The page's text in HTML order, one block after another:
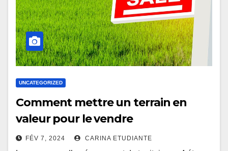
UNCATEGORIZED
Comment mettre un terrain en
valeur pour le vendre
FÉV 7, 2024 CARINA ETUDIANTE